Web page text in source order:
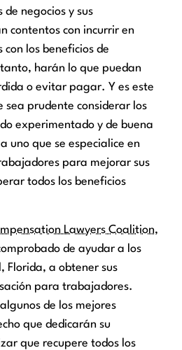
de negocios y sus
contentos con incurrir en
los beneficios de
harán lo que puedan
o evitar pagar. Y es este
sea prudente considerar los
experimentado y de buena
uno que se especialice en
para mejorar sus
todos los beneficios
Lawyers Coalition,
de ayudar a los
Florida, a obtener sus
para trabajadores.
de los mejores
que dedicarán su
que recupere todos los